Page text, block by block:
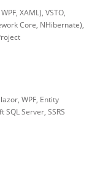
XAML), VSTO,
Core, NHibernate),
WPF, Entity
Server, SSRS